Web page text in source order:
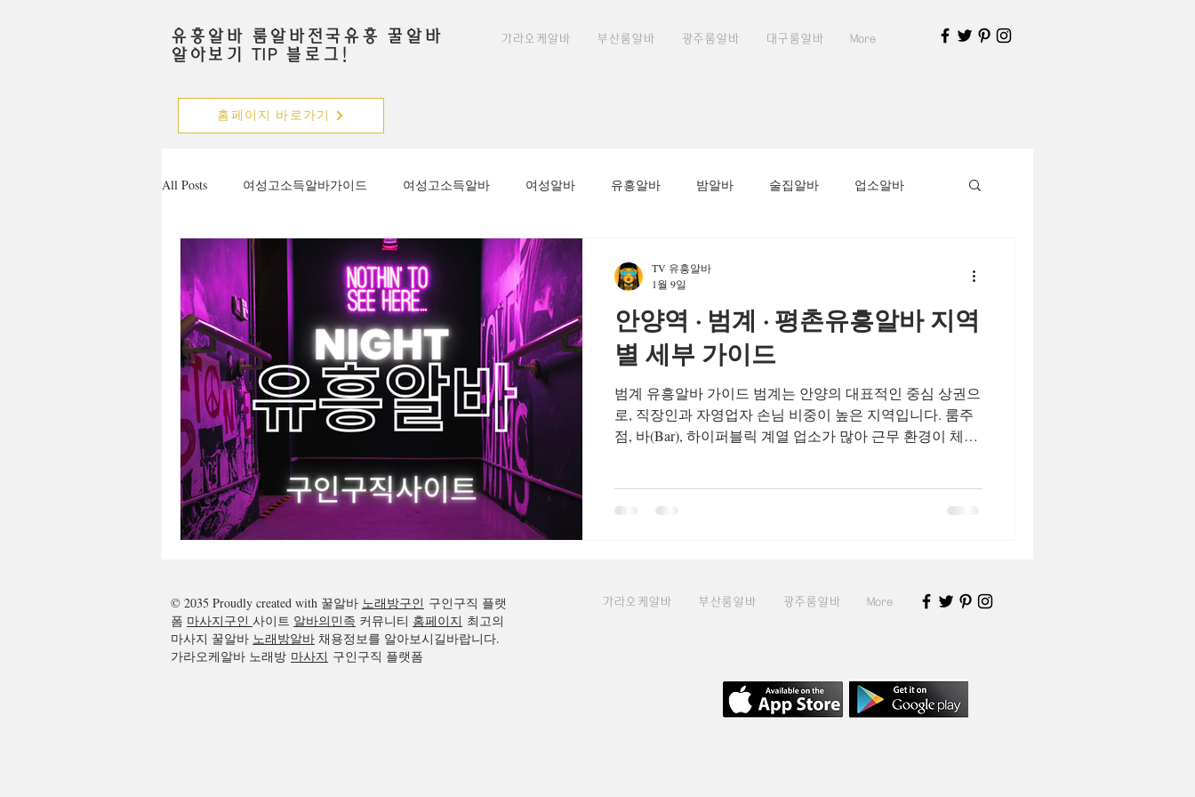
유흥알바 룸알바전국유흥 꿀알바
알아보기 TIP 블로그!
가라오케알바 부산룸알바 광주룸알바 대구룸알바 More
홈페이지 바로가기
All Posts 여성고소득알바가이드 여성고소득알바 여성알바 유흥알바 밤알바 술집알바 업소알바
주점알바 가라오케알바 노래주점알바 평촌유흥알바
안양유흥알바가이드 수원유흥알바 수원유흥알바가이드 룸알바 부천유흥알바 부천유흥알바채용중
마사지구인공고 마사지알바 마사지구인 태국마사지 태국마사지알바 태국마사지구인 스웨디시알바
광주꿀알바 광주단기알바 광주쿠팡
안양역 · 범계 · 평촌유흥알바 지역
별 세부 가이드
범계 유흥알바 가이드 범계는 안양의 대표적인 중심 상권으
로, 직장인과 자영업자 손님 비중이 높은 지역입니다. 룸주
점, 바(Bar), 하이퍼블릭 계열 업소가 많아 근무 환경이 체계
복장에 대한 기준이 있는 업소가 많지만, 그만큼 수입 안정
입니다. 안양 유흥알바를 선택할 때 가장 중요한 요소는 지
요합니다. 이 가이드는 안양유흥알바 수요가
TV 유흥알바
1월 9일
© 2035 Proudly created with 꿀알바 노래방구인 구인구직 플랫
폼 마사지구인 사이트 알바의민족 커뮤니티 홈페이지 최고의
마사지 꿀알바 노래방알바 채용정보를 알아보시길바랍니다.
가라오케알바 노래방 마사지 구인구직 플랫폼
가라오케알바 부산룸알바 광주룸알바 More